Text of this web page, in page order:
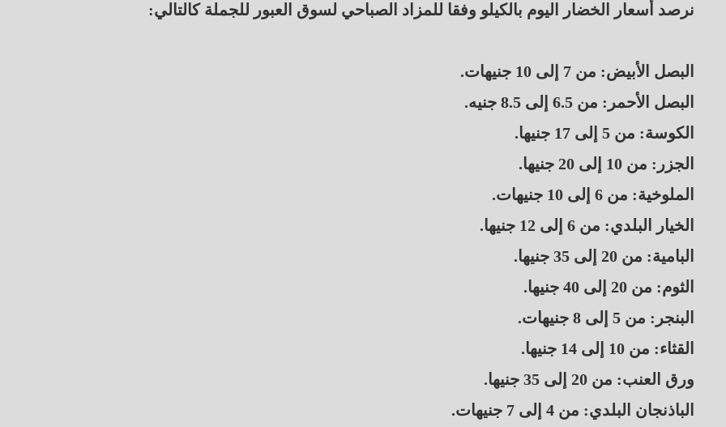
نرصد أسعار الخضار اليوم بالكيلو وفقا للمزاد الصباحي لسوق العبور للجملة كالتالي:
البصل الأبيض: من 7 إلى 10 جنيهات.
البصل الأحمر: من 6.5 إلى 8.5 جنيه.
الكوسة: من 5 إلى 17 جنيها.
الجزر: من 10 إلى 20 جنيها.
الملوخية: من 6 إلى 10 جنيهات.
الخيار البلدي: من 6 إلى 12 جنيها.
البامية: من 20 إلى 35 جنيها.
الثوم: من 20 إلى 40 جنيها.
البنجر: من 5 إلى 8 جنيهات.
القثاء: من 10 إلى 14 جنيها.
ورق العنب: من 20 إلى 35 جنيها.
الباذنجان البلدي: من 4 إلى 7 جنيهات.